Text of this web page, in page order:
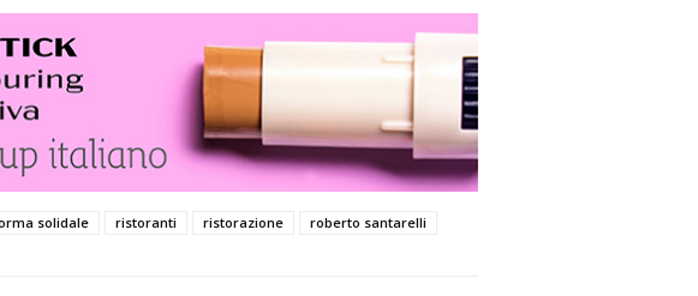
solidale ristoranti ristorazione roberto santarelli